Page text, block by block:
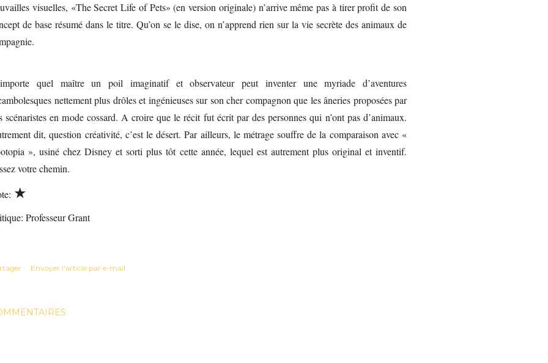
visuelles, «The Secret Life of Pets» (en version originale) n’arrive même pas à tirer profit de son
de base résumé dans le titre. Qu’on se le dise, on n’apprend rien sur la vie secrète des animaux de
quel maître un poil imaginatif et observateur peut inventer une myriade d’aventures
nettement plus drôles et ingénieuses sur son cher compagnon que les âneries proposées par
scénaristes en mode cossard. A croire que le récit fut écrit par des personnes qui n’ont pas d’animaux.
dit, question créativité, c’est le désert. Par ailleurs, le métrage souffre de la comparaison avec «
», usiné chez Disney et sorti plus tôt cette année, lequel est autrement plus original et inventif.
votre chemin.
★
Professeur Grant
Envoyer l'article par e-mail